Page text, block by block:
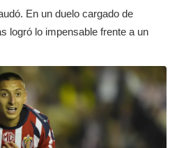
En un duelo cargado de
logró lo impensable frente a un